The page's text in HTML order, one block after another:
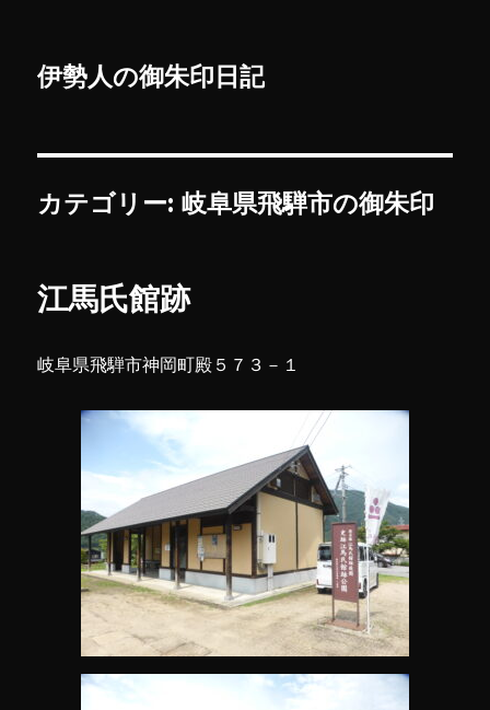
伊勢人の御朱印日記
カテゴリー:岐阜県飛騨市の御朱印
江馬氏館跡
岐阜県飛騨市神岡町殿５７３－１